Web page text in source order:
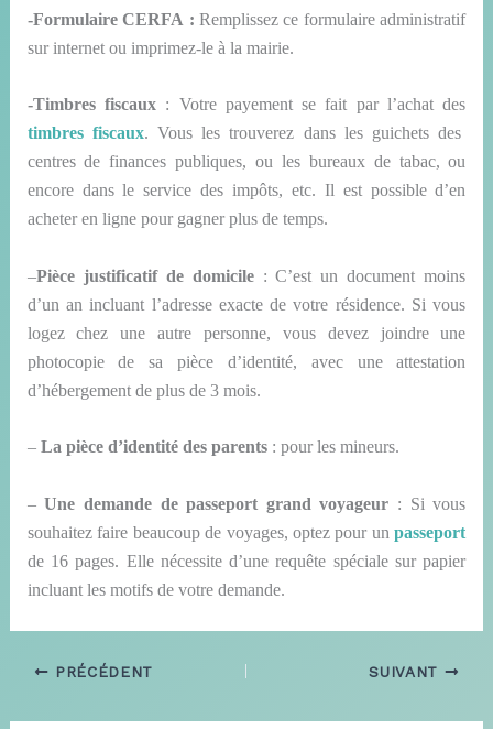
-Formulaire CERFA : Remplissez ce formulaire administratif
sur internet ou imprimez-le à la mairie.
-Timbres fiscaux: Votre payement se fait par l’achat des
timbres fiscaux. Vous les trouverez dans les guichets des
centres de finances publiques, ou les bureaux de tabac, ou
encore dans le service des impôts, etc. Il est possible d’en
acheter en ligne pour gagner plus de temps.
–Pièce justificatif de domicile: C’est un document moins
d’un an incluant l’adresse exacte de votre résidence. Si vous
logez chez une autre personne, vous devez joindre une
photocopie de sa pièce d’identité, avec une attestation
d’hébergement deplus de 3 mois.
– La pièce d’identité des parents : pour les mineurs.
–Une demande de passeport grand voyageur : Si vous
souhaitez faire beaucoup de voyages, optez pour unpasseport
de 16 pages. Elle nécessite d’une requête spéciale sur papier
incluant les motifs de votre demande.
PRÉCÉDENT SUIVANT